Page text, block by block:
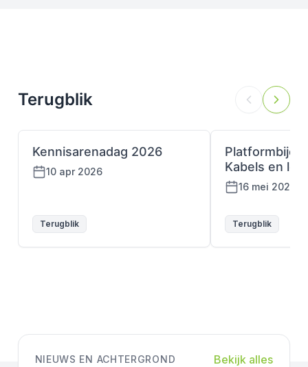
Terugblik
Kennisarenadag 2026
10 apr 2026
Terugblik
Kabels en
16 mei 2024
Terugblik
NIEUWS EN ACHTERGROND Bekijk alles